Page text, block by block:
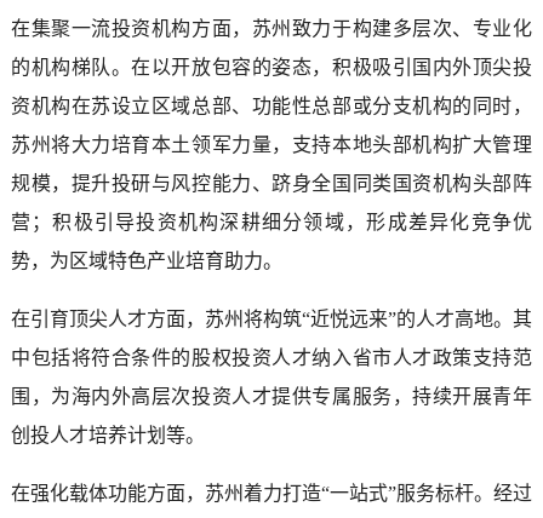
在集聚一流投资机构方面，苏州致力于构建多层次、专业化
的机构梯队。在以开放包容的姿态，积极吸引国内外顶尖投
资机构在苏设立区域总部、功能性总部或分支机构的同时，
苏州将大力培育本土领军力量，支持本地头部机构扩大管理
规模，提升投研与风控能力、跻身全国同类国资机构头部阵
营；积极引导投资机构深耕细分领域，形成差异化竞争优
势，为区域特色产业培育助力。
在引育顶尖人才方面，苏州将构筑“近悦远来”的人才高地。其
中包括将符合条件的股权投资人才纳入省市人才政策支持范
围，为海内外高层次投资人才提供专属服务，持续开展青年
创投人才培养计划等。
在强化载体功能方面，苏州着力打造“一站式”服务标杆。经过